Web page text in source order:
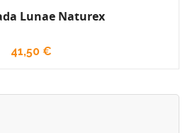
Lunae Naturex
41,50 €